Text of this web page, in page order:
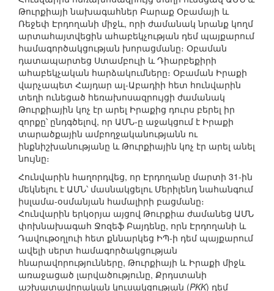
Թուրքիայի նախագահներ Բարաք Օբամայի և
Ռեջեփ Էրդողանի միջև, որի ժամանակ նրանք կողմ
արտահայտվեցին ահաբեկչության դեմ պայքարում
համագործակցության խորացմանը։ Օբաման
դատապարտեց Ստամբուլի և Դիարբեքիրի
ահաբեկչական հարձակումները։ Օբաման Իրաքի
վարչապետ Հայդար ալ-Աբադիի հետ հունվարին
տեղի ունեցած հեռախոսազրույցի ժամանակ
Թուրքիային կոչ էր արել Իրաքից դուրս բերել իր
զորքը՝ ընդգծելով, որ ԱՄՆ-ը աջակցում է Իրաքի
տարածքային ամբողջականությանն ու
ինքնիշխանությանը և Թուրքիային կոչ էր արել անել
նույնը։
Հունվարին հաղորդվեց, որ Էրդողանը մարտի 31-ին
մեկնելու է ԱՄՆ՝ մասնակցելու Մերիլենդ նահանգում
իսլամա-օսմանյան համալիրի բացմանը։
Հունվարին երկօրյա այցով Թուրքիա ժամանեց ԱՄՆ
փոխնախագահ Ջոզեֆ Բայդենը, որն Էրդողանի և
Դավութօղլուի հետ քննարկեց ԻՊ-ի դեմ պայքարում
ավելի սերտ համագործակցության
հնարավորությունները, Թուրքիայի և Իրաքի միջև
առաջացած լարվածությունը, Քրդստանի
աշխատավորական կուսակցության (PKK) դեմ